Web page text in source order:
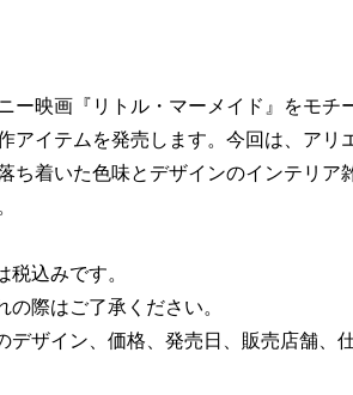
ー映画『リトル・マーメイド』をモチ
アイテムを発売します。今回は、アリ
ち着いた色味とデザインのインテリア
税込みです。​
の際はご了承ください。​
デザイン、価格、発売日、販売店舗、